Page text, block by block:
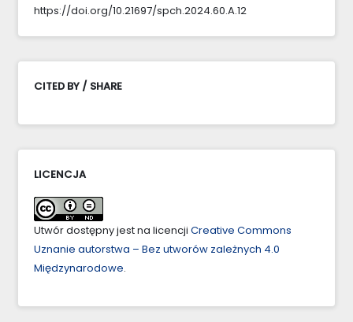
https://doi.org/10.21697/spch.2024.60.A.12
CITED BY / SHARE
LICENCJA
Utwór dostępny jest na licencji Creative Commons
Uznanie autorstwa – Bez utworów zależnych 4.0
Międzynarodowe.